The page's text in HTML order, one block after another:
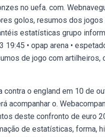
no uefa. com.
golos, resumos dos
estatísticas grupo
19:45 • opap arena •
de jogo com
o england em 10 de
acompanhar o.
deste confronto de euro
de estatísticas, forma,